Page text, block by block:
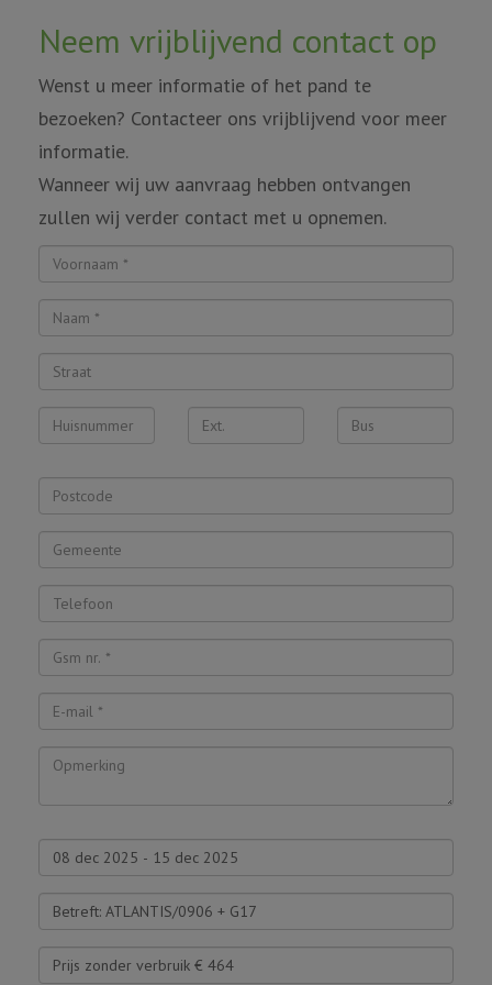
Neem vrijblijvend contact op
Wenst u meer informatie of het pand te
bezoeken? Contacteer ons vrijblijvend voor meer
informatie.
Wanneer wij uw aanvraag hebben ontvangen
zullen wij verder contact met u opnemen.